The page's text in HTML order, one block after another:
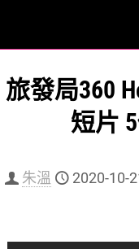
旅發局360
短片
朱溫 2020-10-